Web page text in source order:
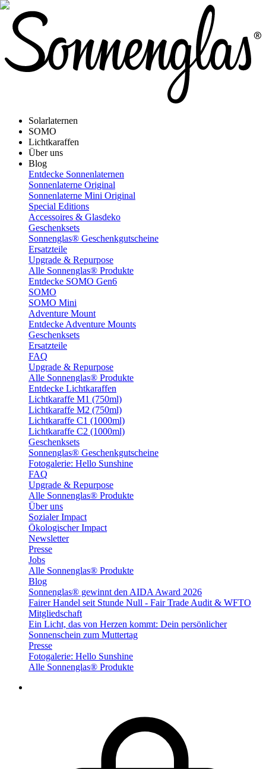
Solarlaternen
SOMO
Lichtkaraffen
Über uns
Blog
Entdecke Sonnenlaternen
Sonnenlaterne Original
Sonnenlaterne Mini Original
Special Editions
Accessoires & Glasdeko
Geschenksets
Sonnenglas® Geschenkgutscheine
Ersatzteile
Upgrade & Repurpose
Alle Sonnenglas® Produkte
Entdecke SOMO Gen6
SOMO
SOMO Mini
Adventure Mount
Entdecke Adventure Mounts
Geschenksets
Ersatzteile
FAQ
Upgrade & Repurpose
Alle Sonnenglas® Produkte
Entdecke Lichtkaraffen
Lichtkaraffe M1 (750ml)
Lichtkaraffe M2 (750ml)
Lichtkaraffe C1 (1000ml)
Lichtkaraffe C2 (1000ml)
Geschenksets
Sonnenglas® Geschenkgutscheine
Fotogalerie: Hello Sunshine
FAQ
Upgrade & Repurpose
Alle Sonnenglas® Produkte
Über uns
Sozialer Impact
Ökologischer Impact
Newsletter
Presse
Jobs
Alle Sonnenglas® Produkte
Blog
Sonnenglas® gewinnt den AIDA Award 2026
Fairer Handel seit Stunde Null - Fair Trade Audit & WFTO
Mitgliedschaft
Ein Licht, das von Herzen kommt: Dein persönlicher
Sonnenschein zum Muttertag
Presse
Fotogalerie: Hello Sunshine
Alle Sonnenglas® Produkte